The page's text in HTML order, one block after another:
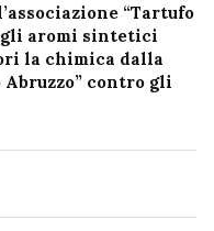
“Tartufo
aromi sintetici
la chimica dalla
Abruzzo” contro gli